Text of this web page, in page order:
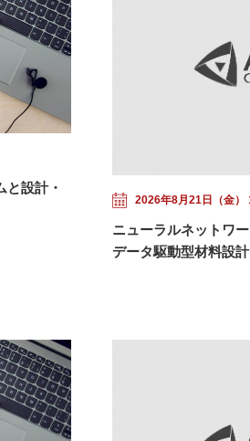
設計・
2026年8月21日（金
ニューラルネットワ
データ駆動型材料設